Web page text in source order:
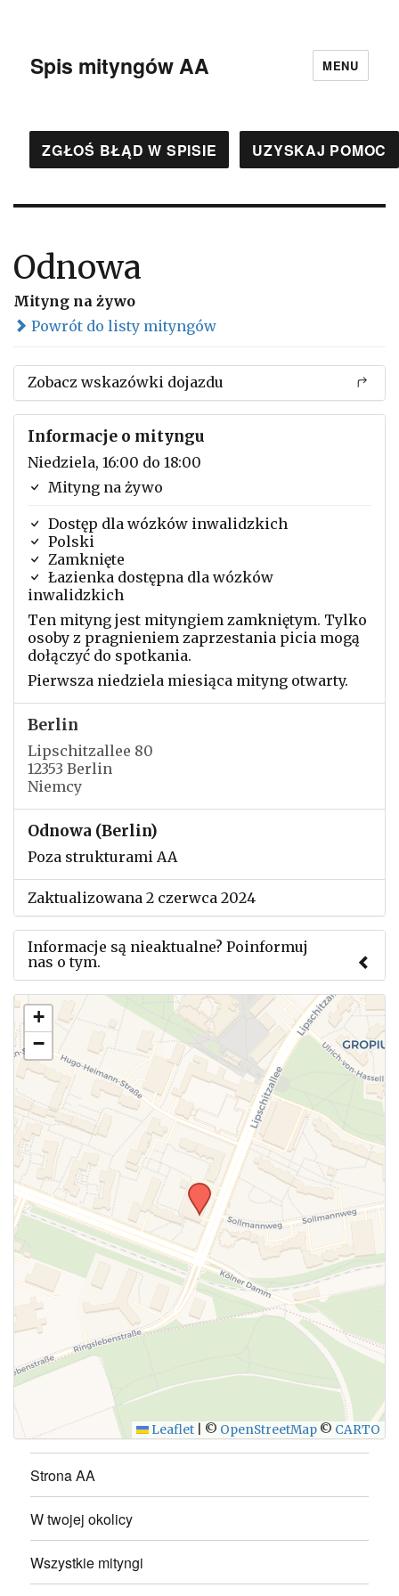
Spis mityngów AA MENU
ZGŁOŚ BŁĄD W SPISIE UZYSKAJ POMOC
Odnowa
Mityng na żywo
Powrót do listy mityngów
Zobacz wskazówki dojazdu
Informacje o mityngu
Niedziela, 16:00 do 18:00
Mityng na żywo
Dostęp dla wózków inwalidzkich
Polski
Zamknięte
Łazienka dostępna dla wózków
inwalidzkich
Ten mityng jest mityngiem zamkniętym. Tylko
osoby z pragnieniem zaprzestania picia mogą
dołączyć do spotkania.
Pierwsza niedziela miesiąca mityng otwarty.
Berlin
Lipschitzallee 80
12353 Berlin
Niemcy
Odnowa (Berlin)
Poza strukturami AA
Zaktualizowana 2 czerwca 2024
Informacje są nieaktualne? Poinformuj
nas o tym.
Użyj tego formularza aby przesłać informację o
zmianach w powyższym mityngu.
+
−
Leaflet © OpenStreetMap © CARTO
Strona AA
W twojej okolicy
Wszystkie mityngi